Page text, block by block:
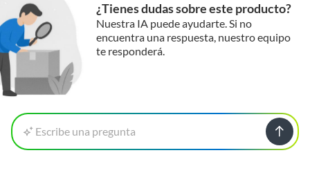
¿Tienes dudas sobre este producto?
Nuestra IA puede ayudarte. Si no
encuentra una respuesta, nuestro equipo
te responderá.
Escribe una pregunta